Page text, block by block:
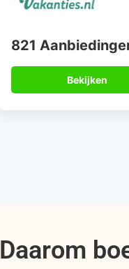
821
Bekijken
Daarom